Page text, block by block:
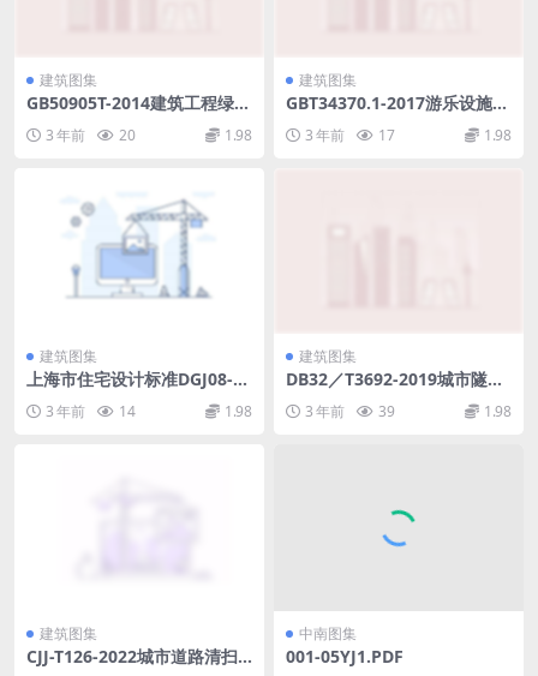
建筑图集
GB50905T-2014建筑工程绿色
3 年前 20 1.98
建筑图集
GBT34370.1-2017游乐设施无
B)72e3091f39c8098c.pdf
3 年前 17 1.98
建筑图集
上海市住宅设计标准DGJ08-20
3 年前 14 1.98
建筑图集
DB32／T3692-2019城市隧道
3 年前 39 1.98
建筑图集
CJJ-T126-2022城市道路清扫
中南图集
001-05YJ1.PDF